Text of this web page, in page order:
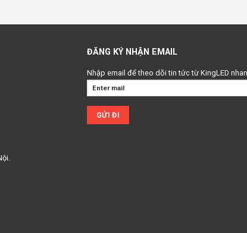
ĐĂNG KÝ NHẬN EMAIL
Nhập email để theo dõi tin tức từ KingLED